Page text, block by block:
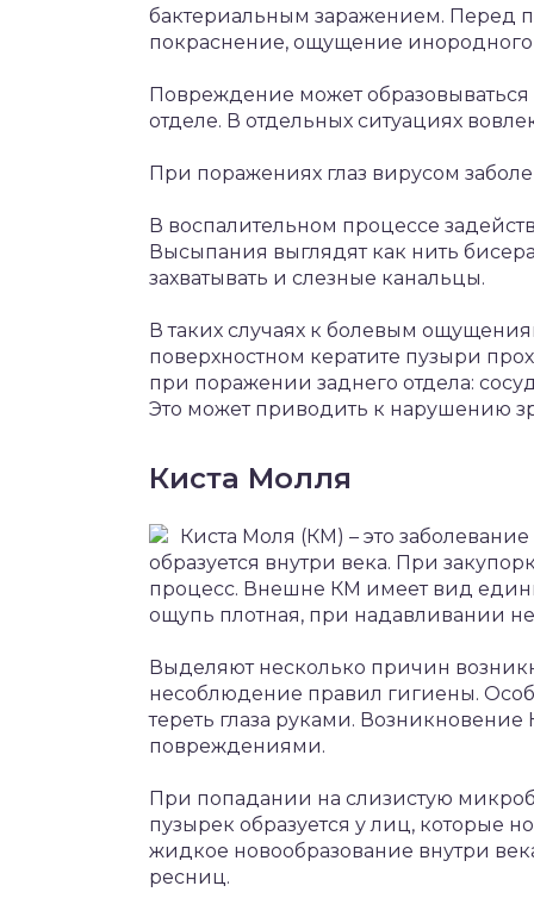
бактериальным заражением. Перед
покраснение, ощущение
Повреждение может
отделе. В отдельных ситуациях
При поражениях глаз вирусом
В воспалительном процессе
Высыпания выглядят как нить
захватывать и слезные канальцы.
В таких случаях к болевым
поверхностном кератите пузыри
при поражении заднего отдела:
Это может приводить к нарушению
Киста Молля
Киста Моля (КМ) – это
образуется внутри века. При
процесс. Внешне КМ имеет вид
ощупь плотная, при надавливании не
Выделяют несколько причин
несоблюдение правил гигиены.
тереть глаза руками.
повреждениями.
При попадании на слизистую
пузырек образуется у лиц, которые
жидкое новообразование внутри
ресниц.